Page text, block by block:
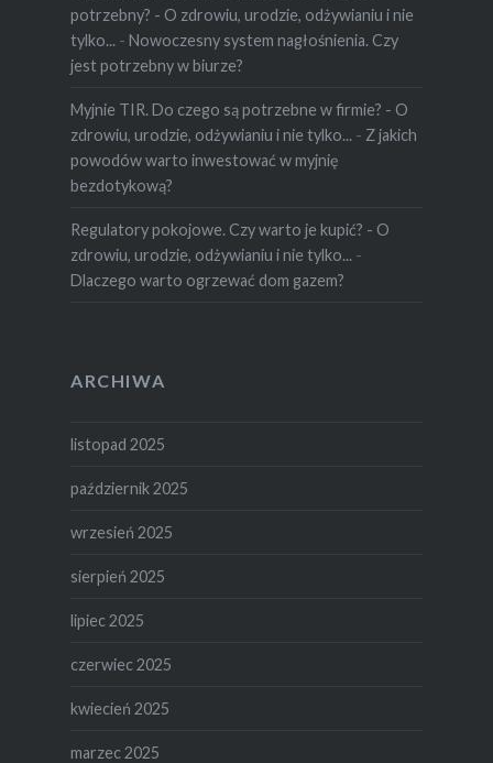
potrzebny? - O zdrowiu, urodzie, odżywianiu i nie
tylko... - Nowoczesny system nagłośnienia. Czy
jest potrzebny w biurze?
Myjnie TIR. Do czego są potrzebne w firmie? - O
zdrowiu, urodzie, odżywianiu i nie tylko... - Z jakich
powodów warto inwestować w myjnię
bezdotykową?
Regulatory pokojowe. Czy warto je kupić? - O
zdrowiu, urodzie, odżywianiu i nie tylko... -
Dlaczego warto ogrzewać dom gazem?
ARCHIWA
listopad 2025
październik 2025
wrzesień 2025
sierpień 2025
lipiec 2025
czerwiec 2025
kwiecień 2025
marzec 2025